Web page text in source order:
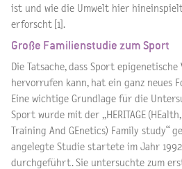
ist und wie die Umwelt hier
erforscht [1].
Große Familienstudie zum Sport
Die Tatsache, dass Sport
hervorrufen kann, hat ein ganz neues
Eine wichtige Grundlage für die
Sport wurde mit der „HERITAGE
Training And GEnetics) Family study“
angelegte Studie startete im Jahr
durchgeführt. Sie untersuchte zum